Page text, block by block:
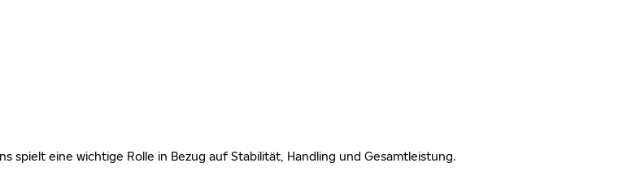
spielt eine wichtige Rolle in Bezug auf Stabilität, Handling und Gesamtleistung.